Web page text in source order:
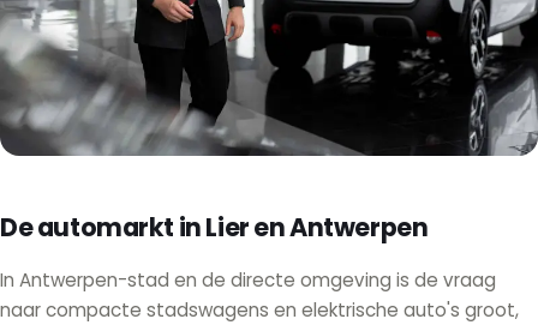
De automarkt in Lier en Antwerpen
In Antwerpen-stad en de directe omgeving is de vraag
naar compacte stadswagens en elektrische auto's groot,